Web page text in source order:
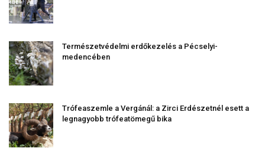
Természetvédelmi erdőkezelés a Pécselyi-
medencében
Trófeaszemle a Vergánál: a Zirci Erdészetnél esett a
legnagyobb trófeatömegű bika